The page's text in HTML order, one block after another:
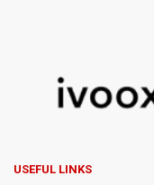
Kebakaran Alun-
Menkomdigi Sebut
Indonesia
TOD di Kemayoran
USEFUL LINKS